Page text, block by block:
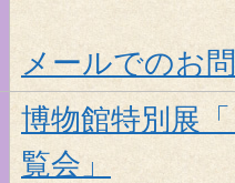
メールでのお
博物館特別展
覧会」